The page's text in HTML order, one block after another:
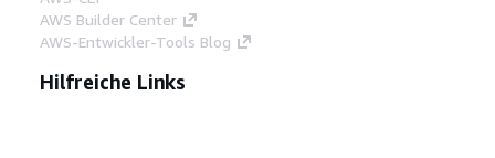
AWS Builder Center
AWS-Entwickler-Tools Blog
Hilfreiche Links